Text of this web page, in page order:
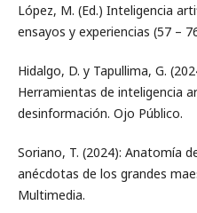
López, M. (Ed.) Inteligencia
ensayos y experiencias (57 –
Hidalgo, D. y Tapullima, G.
Herramientas de inteligencia
desinformación. Ojo Público.
Soriano, T. (2024): Anatomía
anécdotas de los grandes
Multimedia.